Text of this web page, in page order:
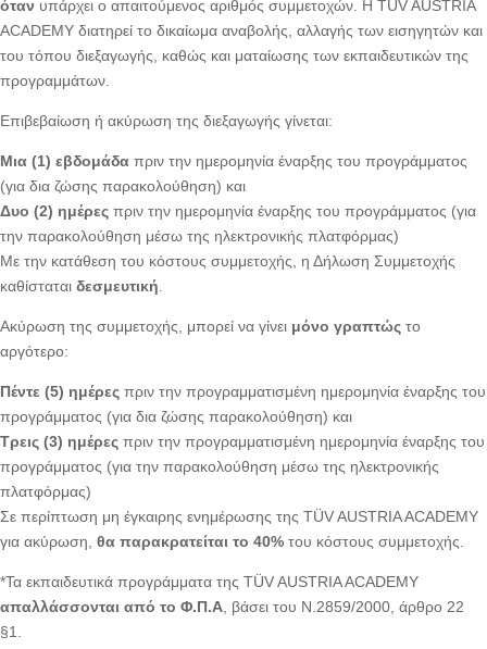
όταν υπάρχει ο απαιτούμενος αριθμός συμμετοχών. Η TÜV AUSTRIA
ACADEMY διατηρεί το δικαίωμα αναβολής, αλλαγής των εισηγητών και
του τόπου διεξαγωγής, καθώς και ματαίωσης των εκπαιδευτικών της
προγραμμάτων.
Επιβεβαίωση ή ακύρωση της διεξαγωγής γίνεται:
Μια (1) εβδομάδα πριν την ημερομηνία έναρξης του προγράμματος
(για δια ζώσης παρακολούθηση) και
Δυο (2) ημέρες πριν την ημερομηνία έναρξης του προγράμματος (για
την παρακολούθηση μέσω της ηλεκτρονικής πλατφόρμας)
Με την κατάθεση του κόστους συμμετοχής, η Δήλωση Συμμετοχής
καθίσταται δεσμευτική
Ακύρωση της συμμετοχής, μπορεί να γίνει μόνο γραπτώς το
αργότερο:
Πέντε (5) ημέρες πριν την προγραμματισμένη ημερομηνία έναρξης του
προγράμματος (για δια ζώσης παρακολούθηση) και
Τρεις (3) ημέρες πριν την προγραμματισμένη ημερομηνία έναρξης του
προγράμματος (για την παρακολούθηση μέσω της ηλεκτρονικής
πλατφόρμας)
Σε περίπτωση μη έγκαιρης ενημέρωσης της TÜV AUSTRIA ACADEMY
για ακύρωση, θα παρακρατείται το 40% του κόστους συμμετοχής.
*Τα εκπαιδευτικά προγράμματα της TÜV AUSTRIA ACADEMY
απαλλάσσονται από το Φ.Π.Α , βάσει του Ν.2859/2000, άρθρο 22
§1.